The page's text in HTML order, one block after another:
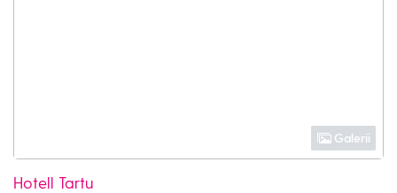
Galerii
Hotell Tartu